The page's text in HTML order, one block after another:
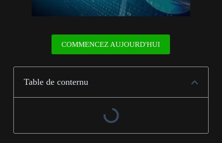
COMMENCEZ AUJOURD'HUI
Table de conternu